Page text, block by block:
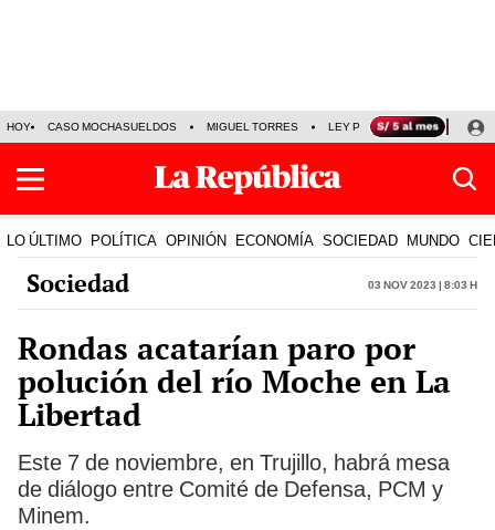
HOY CASO MOCHASUELDOS MIGUEL TORRES LEY PULPÍN PRECIO DEL
LO ÚLTIMO POLÍTICA OPINIÓN ECONOMÍA SOCIEDAD MUNDO
Sociedad 03 Nov 2023 | 8:03 h
Rondas acatarían paro por
polución del río Moche en La
Libertad
Este 7 de noviembre, en Trujillo, habrá mesa
de diálogo entre Comité de Defensa, PCM y
Minem.